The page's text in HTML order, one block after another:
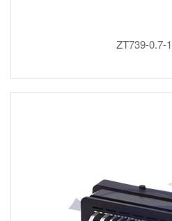
ZT739-0.7-